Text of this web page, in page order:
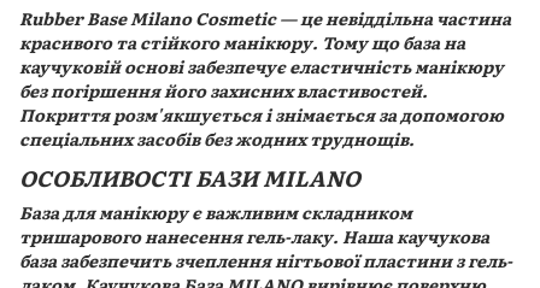
Rubber Base Milano Cosmetic — це невіддільна частина
красивого та стійкого манікюру. Тому що база на
каучуковій основі забезпечує еластичність манікюру
без погіршення його захисних властивостей.
Покриття розм'якшується і знімається за допомогою
спеціальних засобів без жодних труднощів.
ОСОБЛИВОСТІ БАЗИ MILANO
База для манікюру є важливим складником
тришарового нанесення гель-лаку. Наша каучукова
база забезпечить зчеплення нігтьової пластини з гель-